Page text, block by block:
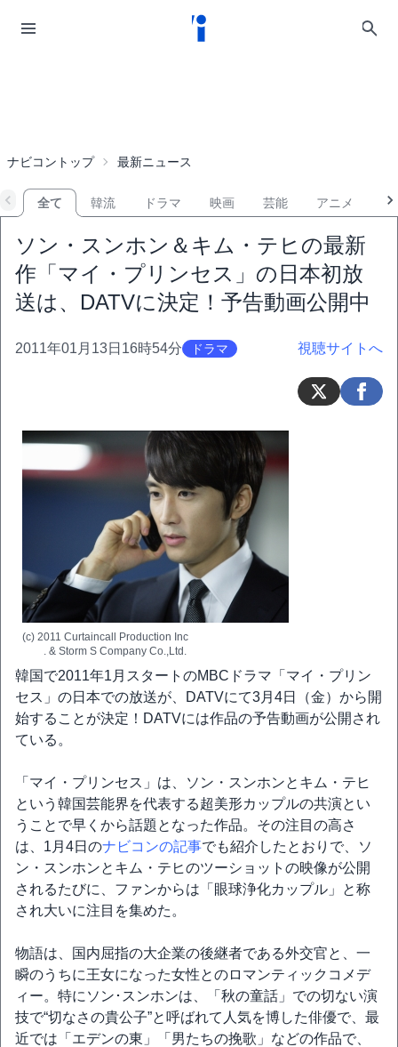
ナビコントップ 最新ニュース
全て 韓流 ドラマ 映画 芸能 アニメ
ソン・スンホン＆キム・テヒの最新
作「マイ・プリンセス」の日本初放
送は、DATVに決定！予告動画公開中
2011年01月13日16時54分 ドラマ 視聴サイトへ
(c) 2011 Curtaincall Production Inc
. & Storm S Company Co.,Ltd.
韓国で2011年1月スタートのMBCドラマ「マイ・プリン
セス」の日本での放送が、DATVにて3月4日（金）から開
始することが決定！DATVには作品の予告動画が公開され
ている。
「マイ・プリンセス」は、ソン・スンホンとキム・テヒ
という韓国芸能界を代表する超美形カップルの共演とい
うことで早くから話題となった作品。その注目の高さ
は、1月4日のナビコンの記事でも紹介したとおりで、ソ
ン・スンホンとキム・テヒのツーショットの映像が公開
されるたびに、ファンからは「眼球浄化カップル」と称
され大いに注目を集めた。
物語は、国内屈指の大企業の後継者である外交官と、一
瞬のうちに王女になった女性とのロマンティックコメデ
ィー。特にソン･スンホンは、「秋の童話」での切ない演
技で“切なさの貴公子”と呼ばれて人気を博した俳優で、最
近では「エデンの東」「男たちの挽歌」などの作品で、